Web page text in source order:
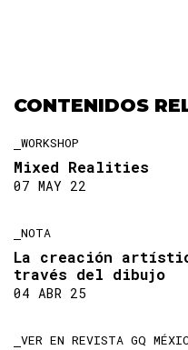
CONTENIDOS
WORKSHOP
Mixed Realities
07 MAY 22
NOTA
La creación
través del dibujo
04 ABR 25
VER EN REVISTA GQ